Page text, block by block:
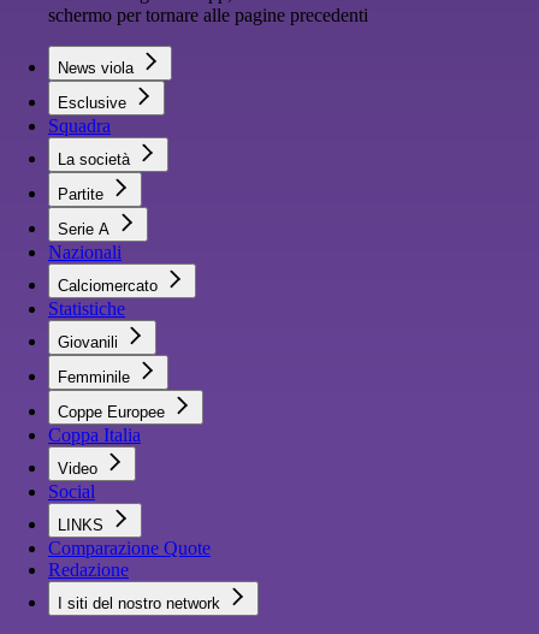
schermo per tornare alle pagine precedenti
News viola
Esclusive
Squadra
La società
Partite
Serie A
Nazionali
Calciomercato
Statistiche
Giovanili
Femminile
Coppe Europee
Coppa Italia
Video
Social
LINKS
Comparazione Quote
Redazione
I siti del nostro network